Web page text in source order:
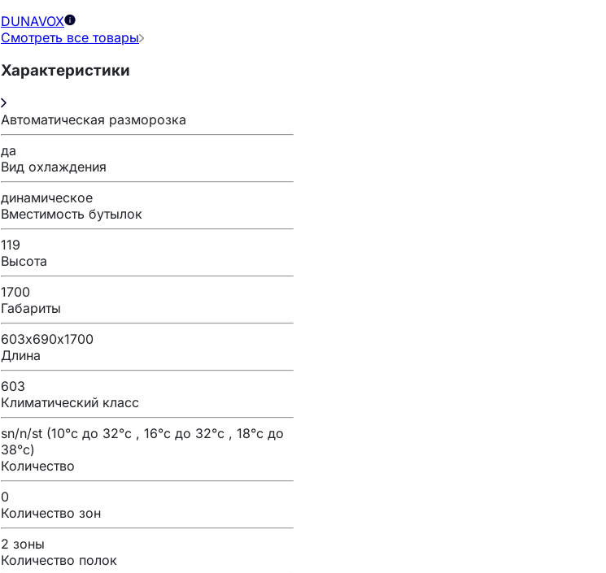
DUNAVOX
Смотреть все товары
Характеристики
Автоматическая разморозка
да
Вид охлаждения
динамическое
Вместимость бутылок
119
Высота
1700
Габариты
603х690х1700
Длина
603
Климатический класс
sn/n/st (10°с до 32°с , 16°с до 32°с , 18°с до
38°с)
Количество
0
Количество зон
2 зоны
Количество полок